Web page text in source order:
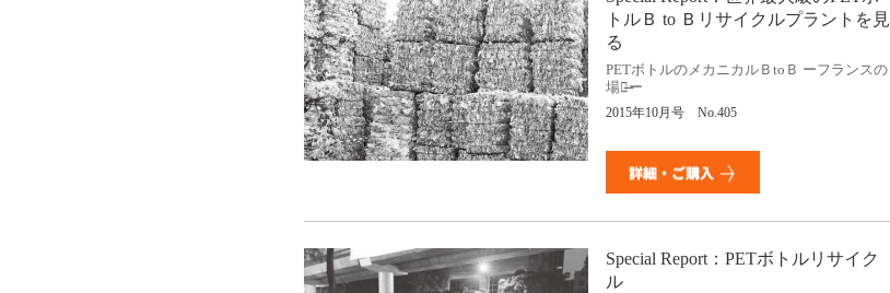
トルＢ to Ｂリサイクルプラントを見
る
PETボトルのメカニカルＢtoＢ ーフランスの
場合̶ー
2015年10月号 No.405
Special Report：PETボトルリサイク
ル